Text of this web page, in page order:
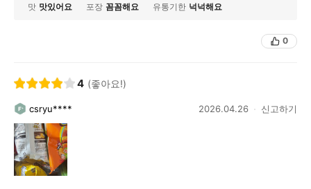
맛 맛있어요 포장 꼼꼼해요 유통기한 넉넉해요
0
4 (좋아요!)
csryu**** 2026.04.26 신고하기